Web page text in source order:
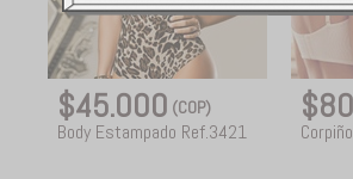
$45.000(COP)
Body Estampado Ref.3421